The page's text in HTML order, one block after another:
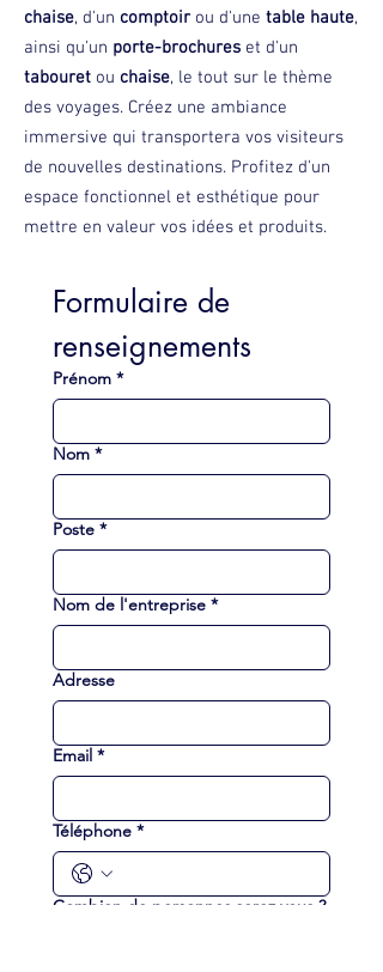
chaise, d'un comptoir ou d'une table haute,
ainsi qu'un porte-brochures et d'un
tabouret ou chaise, le tout sur le thème
des voyages. Créez une ambiance
immersive qui transportera vos visiteurs
de nouvelles destinations. Profitez d'un
espace fonctionnel et esthétique pour
mettre en valeur vos idées et produits.
Formulaire de
renseignements
Prénom *
Nom *
Poste *
Nom de l'entreprise *
Adresse
Email *
Téléphone *
Combien de personnes serez vous ?